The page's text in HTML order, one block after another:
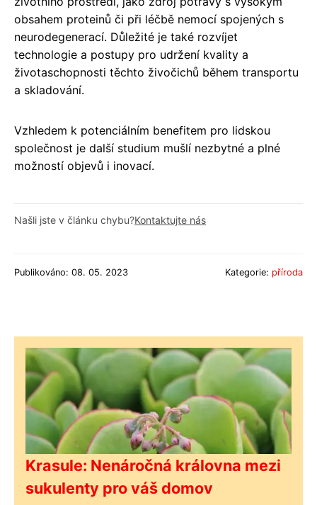
obsahem proteinů či při léčbě nemocí spojených s
neurodegenerací. Důležité je také rozvíjet
technologie a postupy pro udržení kvality a
životaschopnosti těchto živočichů během transportu
a skladování.
Vzhledem k potenciálním benefitem pro lidskou
společnost je další studium mušlí nezbytné a plné
možností objevů i inovací.
Našli jste v článku chybu?Kontaktujte nás
Publikováno: 08. 05. 2023 Kategorie: příroda
Krasule: Nenáročná královna mezi
sukulenty pro váš domov